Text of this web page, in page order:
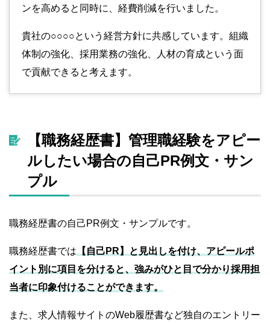
ンを高めると同時に、経費削減を行いました。
貴社の○○○○という経営方針に共感しています。組織
体制の強化、採用業務の強化、人材の育成という面
で貢献できると考えます。
【職務経歴書】管理職経験をアピー
ルしたい場合の自己PR例文・サン
プル
職務経歴書の自己PR例文・サンプルです。
職務経歴書では 【自己PR】と見出しを付け、アピールポ
イント別に項目を分けると、強みがひと目で分かり採用担
当者に印象付けることができます。
また、求人情報サイトのWeb履歴書など独自のエントリー